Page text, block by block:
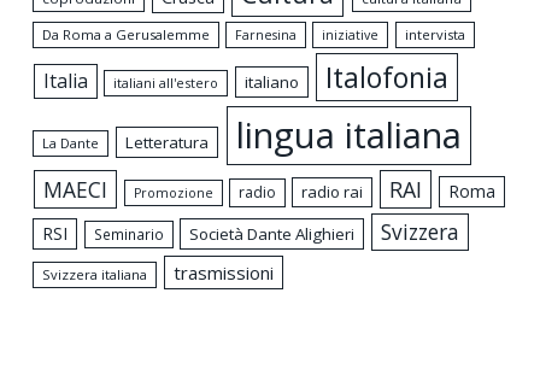
Da Roma a Gerusalemme
Farnesina iniziative intervista
Italia italiani all'estero italiano Italofonia
La Dante Letteratura lingua italiana
MAECI Promozione radio radio rai RAI
Roma
RSI
Seminario Società Dante Alighieri Svizzera
Svizzera italiana trasmissioni